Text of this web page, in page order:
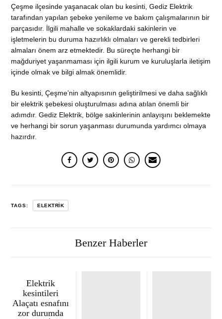
Çeşme ilçesinde yaşanacak olan bu kesinti, Gediz Elektrik
tarafından yapılan şebeke yenileme ve bakım çalışmalarının bir
parçasıdır. İlgili mahalle ve sokaklardaki sakinlerin ve
işletmelerin bu duruma hazırlıklı olmaları ve gerekli tedbirleri
almaları önem arz etmektedir. Bu süreçte herhangi bir
mağduriyet yaşanmaması için ilgili kurum ve kuruluşlarla iletişim
içinde olmak ve bilgi almak önemlidir.
Bu kesinti, Çeşme’nin altyapısının geliştirilmesi ve daha sağlıklı
bir elektrik şebekesi oluşturulması adına atılan önemli bir
adımdır. Gediz Elektrik, bölge sakinlerinin anlayışını beklemekte
ve herhangi bir sorun yaşanması durumunda yardımcı olmaya
hazırdır.
TAGS: ELEKTRIK
Benzer Haberler
Elektrik
kesintileri
Alaçatı esnafını
zor durumda